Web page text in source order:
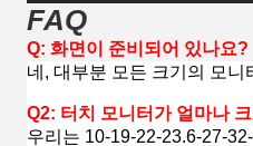
FAQ
Q: 화면이 준비되어 있나요?
네, 대부분 모든 크기의 모니
Q2: 터치 모니터가 얼마나
우리는 10-19-22-23.6-27-